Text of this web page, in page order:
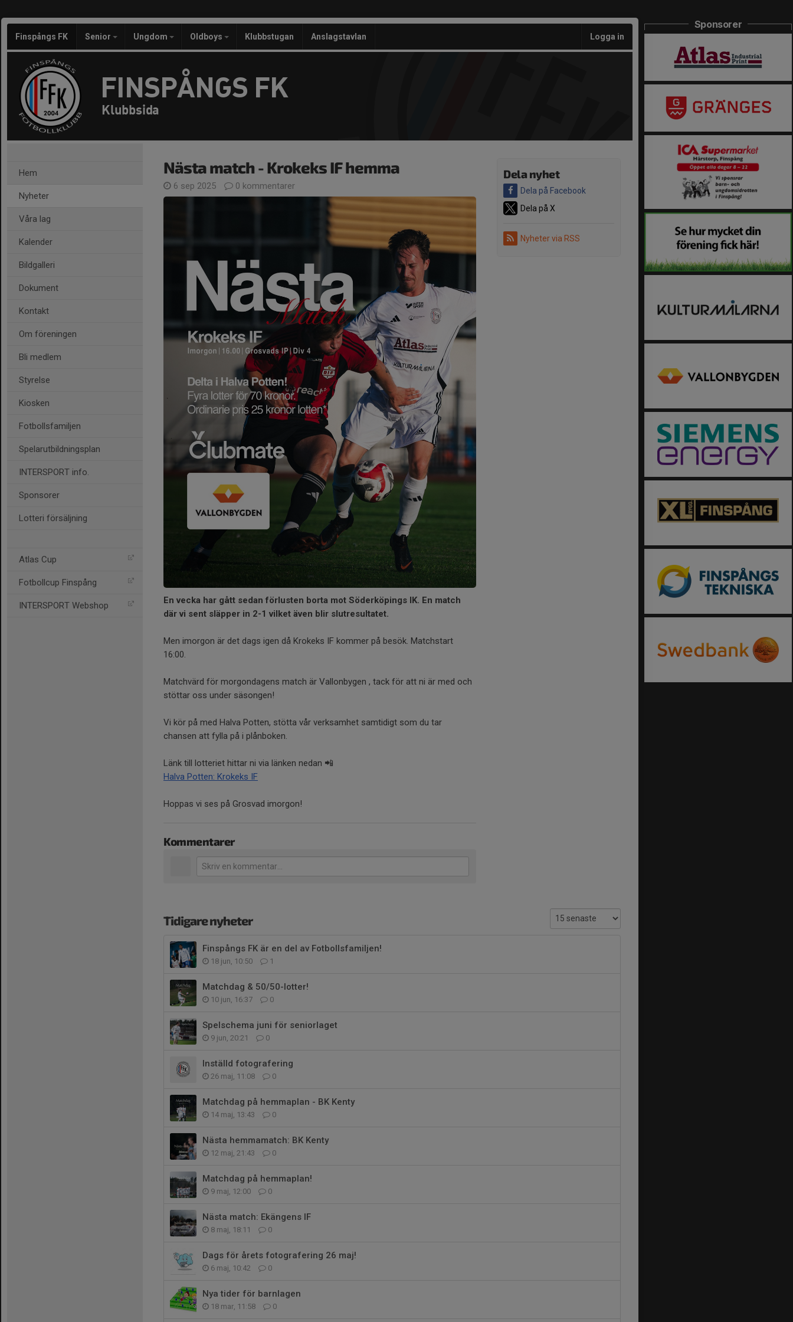
Finspångs FK Senior Ungdom Oldboys Klubbstugan Anslagstavlan Logga in
FINSPÅNGS FK
Klubbsida
Hem
Nyheter
Våra lag
Kalender
Bildgalleri
Dokument
Kontakt
Om föreningen
Bli medlem
Styrelse
Kiosken
Fotbollsfamiljen
Spelarutbildningsplan
INTERSPORT info.
Sponsorer
Lotteri försäljning
Atlas Cup
Fotbollcup Finspång
INTERSPORT Webshop
Dela nyhet
Dela på Facebook
Dela på X
Nyheter via RSS
Nästa match - Krokeks IF hemma
6 sep 2025 0 kommentarer
En vecka har gått sedan förlusten borta mot Söderköpings IK. En match
där vi sent släpper in 2-1 vilket även blir slutresultatet.
Men imorgon är det dags igen då Krokeks IF kommer på besök. Matchstart
16:00.
Matchvärd för morgondagens match är Vallonbygen , tack för att ni är med och
stöttar oss under säsongen!
Vi kör på med Halva Potten, stötta vår verksamhet samtidigt som du tar
chansen att fylla på i plånboken.
Länk till lotteriet hittar ni via länken nedan 📲
Halva Potten: Krokeks IF
Hoppas vi ses på Grosvad imorgon!
Kommentarer
Tidigare nyheter
Finspångs FK är en del av Fotbollsfamiljen!
18 jun, 10:50 1
Matchdag & 50/50-lotter!
10 jun, 16:37 0
Spelschema juni för seniorlaget
9 jun, 20:21 0
Inställd fotografering
26 maj, 11:08 0
Matchdag på hemmaplan - BK Kenty
14 maj, 13:43 0
Nästa hemmamatch: BK Kenty
12 maj, 21:43 0
Matchdag på hemmaplan!
9 maj, 12:00 0
Nästa match: Ekängens IF
8 maj, 18:11 0
Dags för årets fotografering 26 maj!
6 maj, 10:42 0
Nya tider för barnlagen
18 mar, 11:58 0
Sponsorer